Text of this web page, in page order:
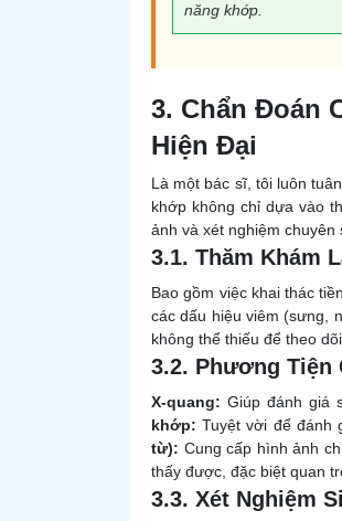
năng khớp.
3. Chẩn Đoán
Hiện Đại
Là một bác sĩ, tôi luôn
khớp không chỉ dựa vào
ảnh và xét nghiệm chuyên
3.1. Thăm Khám
Bao gồm việc khai thác
các dấu hiệu viêm (sưng,
không thể thiếu để theo
3.2. Phương Tiện
X-quang: Giúp đánh giá
khớp: Tuyệt vời để đánh
từ): Cung cấp hình ảnh
thấy được, đặc biệt quan
3.3. Xét Nghiệm